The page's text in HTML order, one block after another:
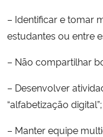
– Identificar e tomar
estudantes ou entre
– Não compartilhar
– Desenvolver
“alfabetização digital”;
– Manter equipe